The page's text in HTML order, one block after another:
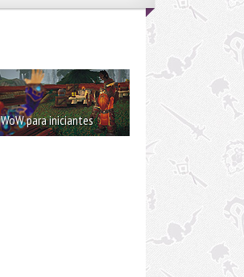
WoW para iniciantes